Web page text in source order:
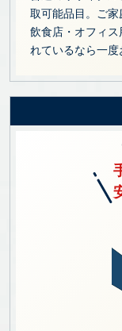
取可能品目。ご家
飲食店・オフィ
れているなら一度